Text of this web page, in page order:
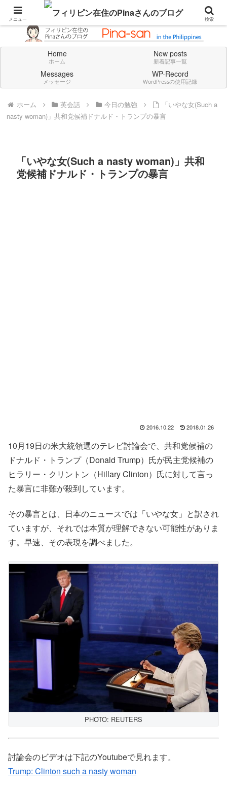
Don't think deeply. Feel always in English.
Home
ホーム
New posts
新着記事一覧
Messages
メッセージ
WP-Record
WordPressの使用記録
ホーム 英会話 今日の勉強
「いやな女(Such a
nasty woman)」共和党候補ドナルド・トランプの暴言
「いやな女(Such a nasty woman)」共和
党候補ドナルド・トランプの暴言
2016.10.22 2018.01.26
10月19日の米大統領選のテレビ討論会で、共和党候補の
ドナルド・トランプ（Donald Trump）氏が民主党候補の
ヒラリー・クリントン（Hillary Clinton）氏に対して言っ
た暴言に非難が殺到しています。
その暴言とは、日本のニュースでは「いやな女」と訳され
ていますが、それでは本質が理解できない可能性がありま
す。早速、その表現を調べました。
PHOTO: REUTERS
討論会のビデオは下記のYoutubeで見れます。
Trump: Clinton such a nasty woman
メニュー 検索